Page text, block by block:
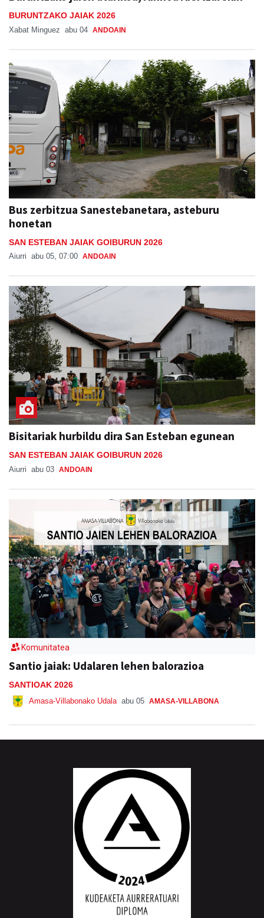
BURUNTZAKO JAIAK 2026
Xabat Minguez abu 04 ANDOAIN
Bus zerbitzua Sanestebanetara, asteburu
honetan
SAN ESTEBAN JAIAK GOIBURUN 2026
Aiurri abu 05, 07:00 ANDOAIN
Bisitariak hurbildu dira San Esteban egunean
SAN ESTEBAN JAIAK GOIBURUN 2026
Aiurri abu 03 ANDOAIN
Komunitatea
Santio jaiak: Udalaren lehen balorazioa
SANTIOAK 2026
Amasa-Villabonako Udala abu 05 AMASA-VILLABONA